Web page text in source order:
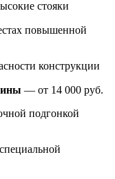
стояки
повышенной
конструкции
— от 14 000 руб.
подгонкой